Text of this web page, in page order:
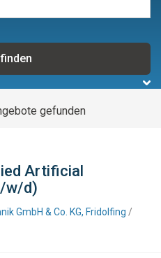
gefunden
Artificial
w/d)
GmbH & Co. KG, Fridolfing /